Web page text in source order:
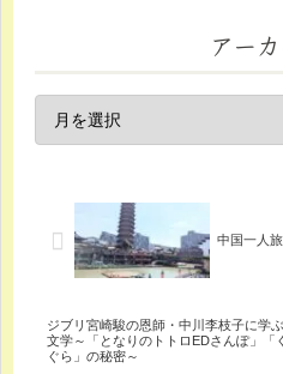
アー
中国一人
ジブリ宮崎駿の恩師・中川李枝子に学
文学～「となりのトトロEDさんぽ」「
ぐら」の秘密～